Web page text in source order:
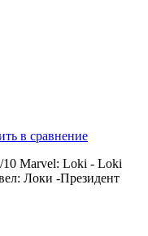
в сравнение
10 Marvel: Loki - Loki
Локи -Президент